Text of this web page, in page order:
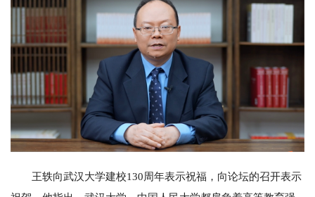
王轶向武汉大学建校130周年表示祝福，向论坛的召开表示